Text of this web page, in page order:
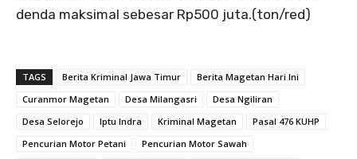
denda maksimal sebesar Rp500 juta.(ton/red)
TAGS Berita Kriminal Jawa Timur
Berita Magetan Hari Ini
Curanmor Magetan
Desa Milangasri
Desa Ngiliran
Desa Selorejo
Iptu Indra Kriminal Magetan
Pasal 476 KUHP
Pencurian Motor Petani
Pencurian Motor Sawah